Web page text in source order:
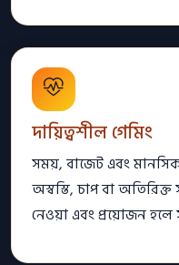
দায়িত্বশীল গেমিং
সময়, বাজেট এবং
অস্বস্তি, চাপ বা
নেওয়া এবং প্রয়োজন হলে